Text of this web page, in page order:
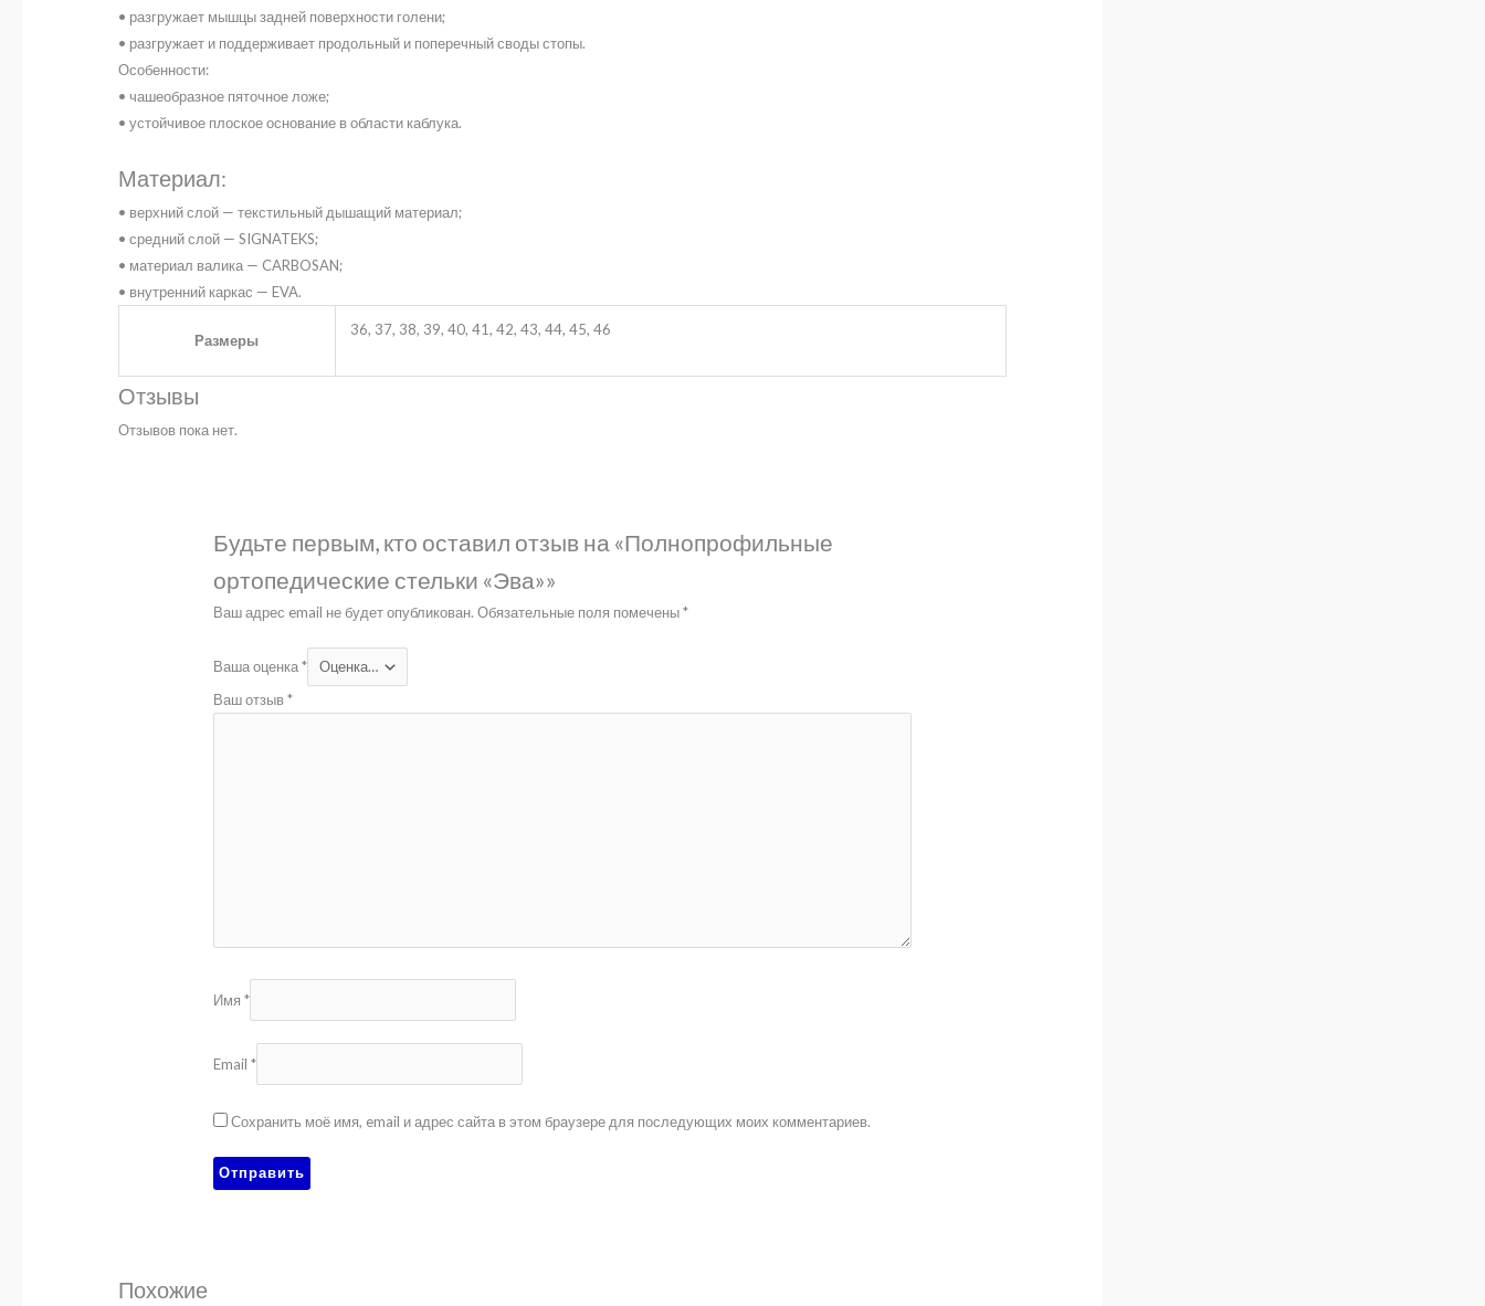
• разгружает мышцы задней поверхности голени;
• разгружает и поддерживает продольный и поперечный своды стопы.
Особенности:
• чашеобразное пяточное ложе;
• устойчивое плоское основание в области каблука.
Материал:
• верхний слой — текстильный дышащий материал;
• средний слой — SIGNATEKS;
• материал валика — CARBOSAN;
• внутренний каркас — EVA.
Размеры
36, 37, 38, 39, 40, 41, 42, 43, 44, 45, 46
Отзывы
Отзывов пока нет.
Будьте первым, кто оставил отзыв на «Полнопрофильные
ортопедические стельки «Эва»»
Ваш адрес email не будет опубликован. Обязательные поля помечены*
Ваша оценка*
Ваш отзыв*
Имя*
Email*
Сохранить моё имя, email и адрес сайта в этом браузере для последующих моих комментариев.
Похожие